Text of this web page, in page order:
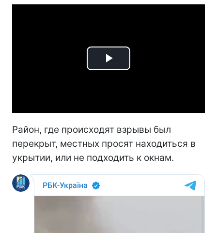
Play
Район, где происходят взрывы был
перекрыт, местных просят находиться в
укрытии, или не подходить к окнам.